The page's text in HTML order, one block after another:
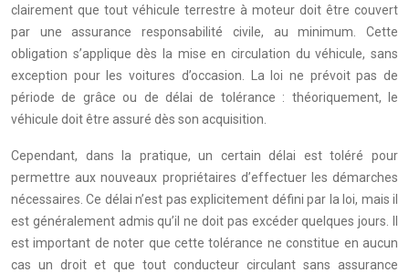
clairement que tout véhicule terrestre à moteur doit être couvert
par une assurance responsabilité civile, au minimum. Cette
obligation s’applique dès la mise en circulation du véhicule, sans
exception pour les voitures d’occasion. La loi ne prévoit pas de
période de grâce ou de délai de tolérance : théoriquement, le
véhicule doit être assuré dès son acquisition.
Cependant, dans la pratique, un certain délai est toléré pour
permettre aux nouveaux propriétaires d’effectuer les démarches
nécessaires. Ce délai n’est pas explicitement défini par la loi, mais il
est généralement admis qu’il ne doit pas excéder quelques jours. Il
est important de noter que cette tolérance ne constitue en aucun
cas un droit et que tout conducteur circulant sans assurance